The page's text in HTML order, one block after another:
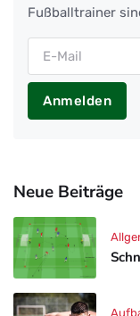
Fußballtrainer
Anmelden
Neue Beiträge